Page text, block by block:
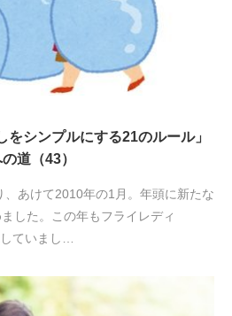
をシンプルにする21のルール」
道（43）
あけて2010年の1月。年頭に新たな
した。この年もフライレディ
ていまし…